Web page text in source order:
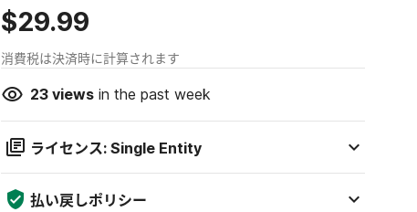
$29.99
消費税は決済時に計算されます
23viewsin the past week
ライセンス: Single Entity
払い戻しポリシー